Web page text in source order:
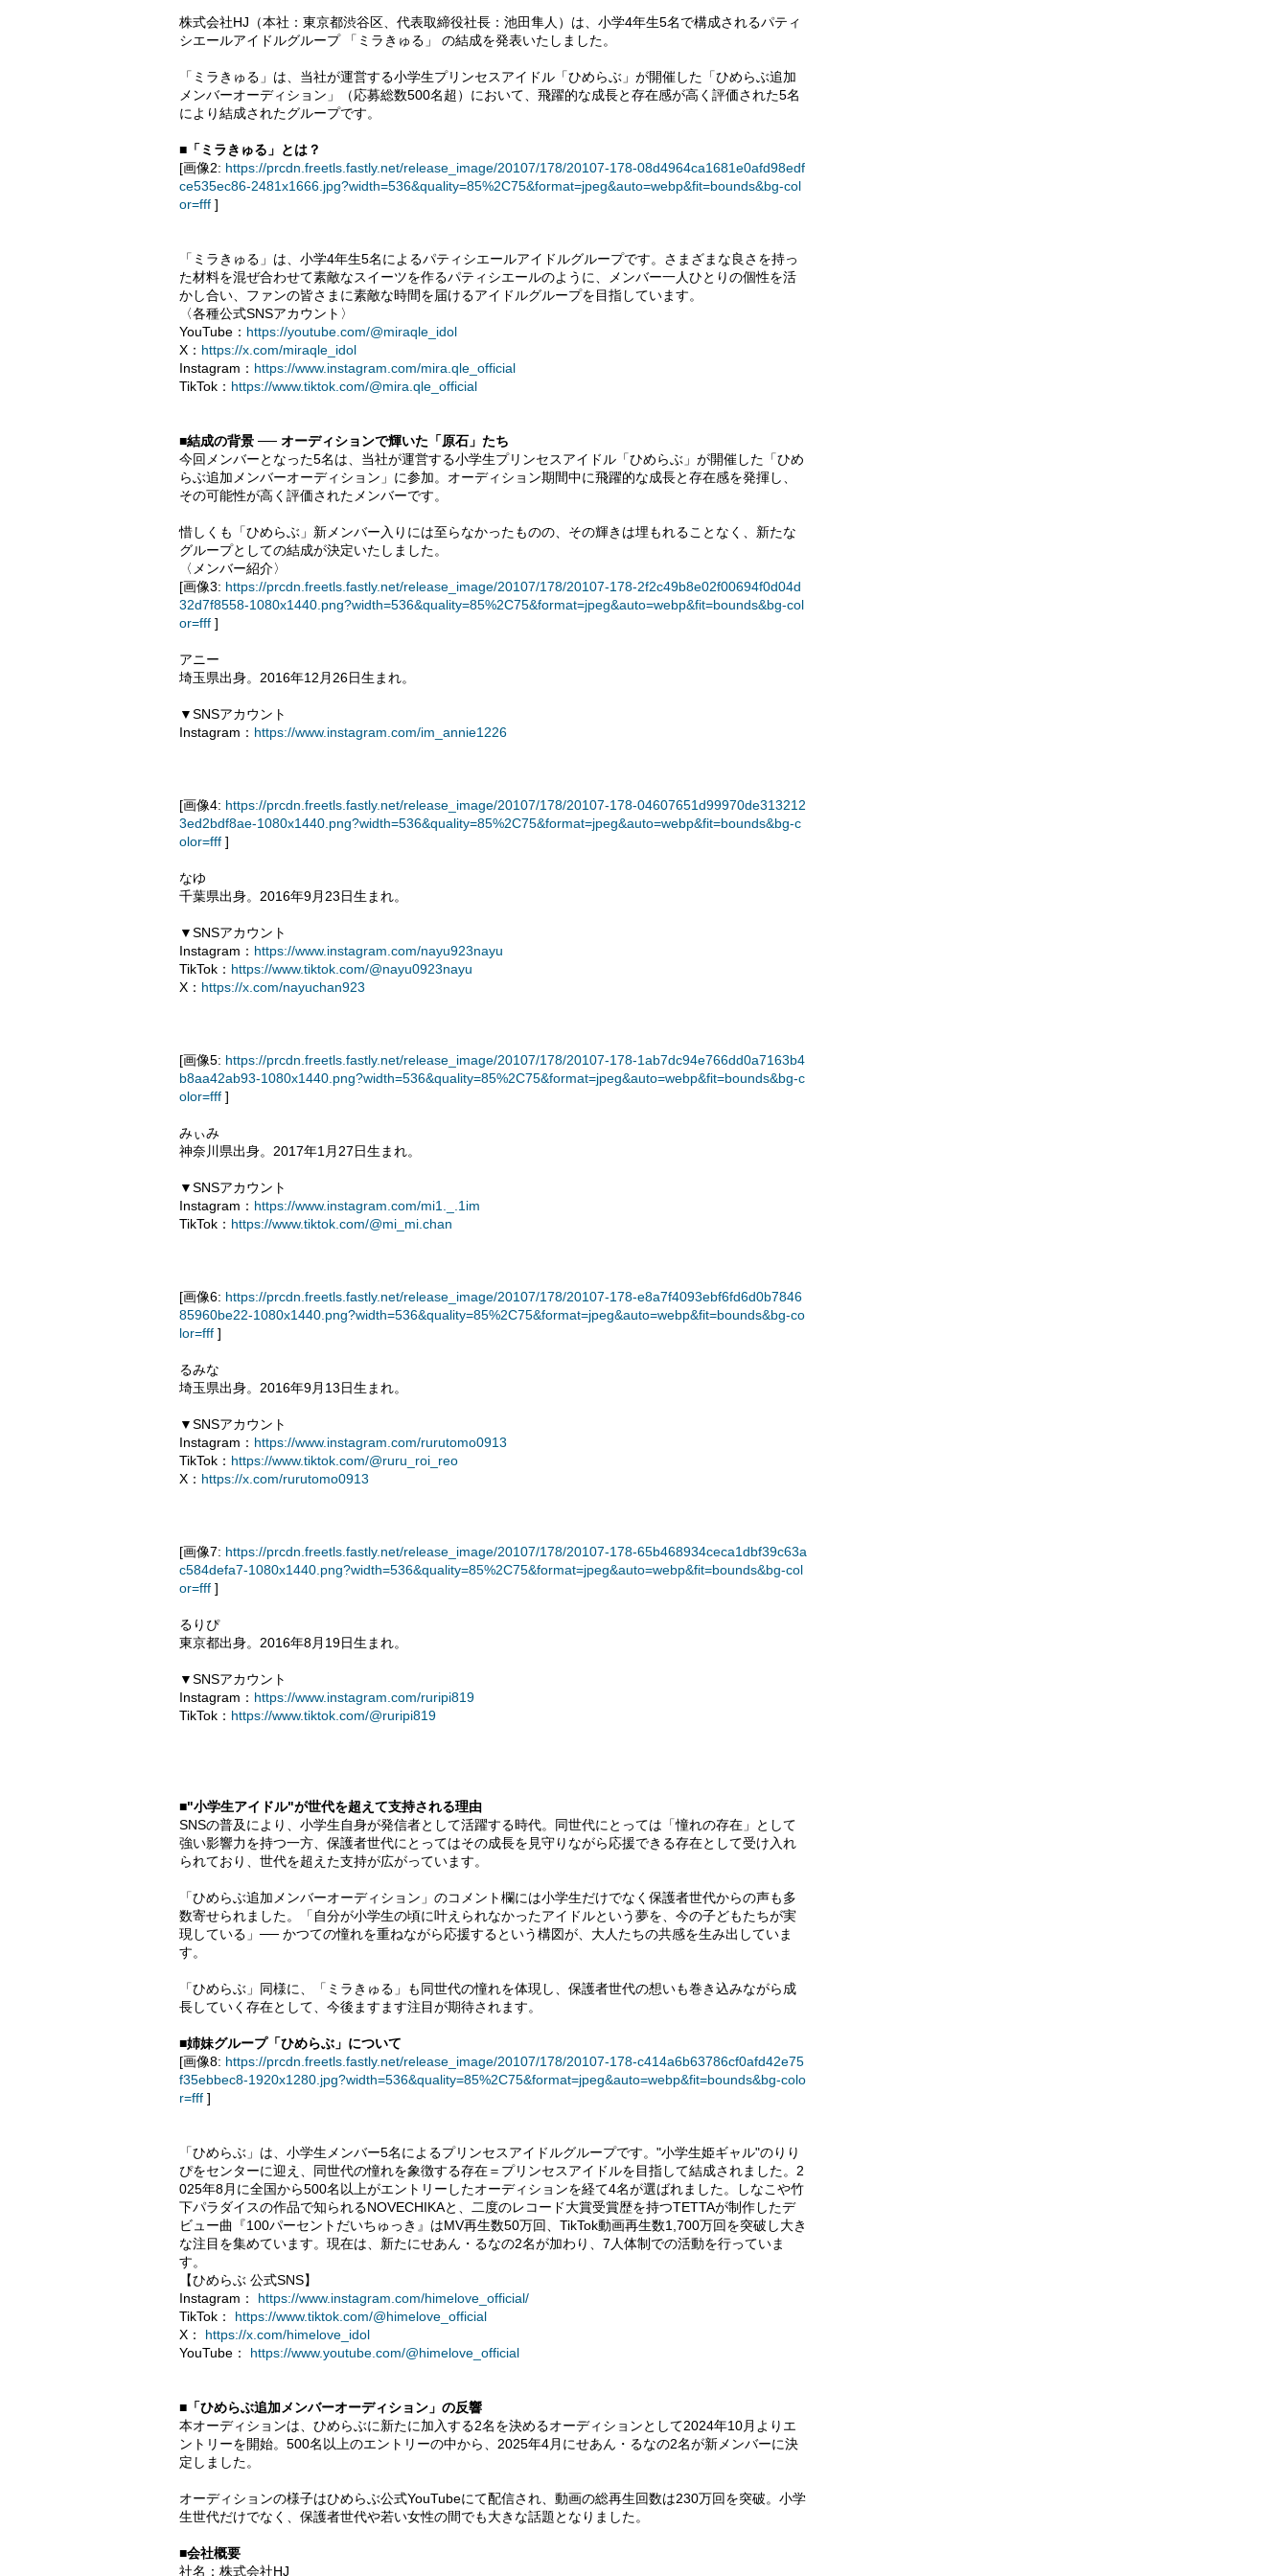
株式会社HJ（本社：東京都渋谷区、代表取締役社長：池田隼人）は、小学4年生5名で構成されるパティ
シエールアイドルグループ 「ミラきゅる」 の結成を発表いたしました。
「ミラきゅる」は、当社が運営する小学生プリンセスアイドル「ひめらぶ」が開催した「ひめらぶ追加
メンバーオーディション」（応募総数500名超）において、飛躍的な成長と存在感が高く評価された5名
により結成されたグループです。
■「ミラきゅる」とは？
[画像2: https://prcdn.freetls.fastly.net/release_image/20107/178/20107-178-08d4964ca1681e0afd98edf
ce535ec86-2481x1666.jpg?width=536&quality=85%2C75&format=jpeg&auto=webp&fit=bounds&bg-col
or=fff ]
「ミラきゅる」は、小学4年生5名によるパティシエールアイドルグループです。さまざまな良さを持っ
た材料を混ぜ合わせて素敵なスイーツを作るパティシエールのように、メンバー一人ひとりの個性を活
かし合い、ファンの皆さまに素敵な時間を届けるアイドルグループを目指しています。
〈各種公式SNSアカウント〉
YouTube： https://youtube.com/@miraqle_idol
X： https://x.com/miraqle_idol
Instagram： https://www.instagram.com/mira.qle_official
TikTok： https://www.tiktok.com/@mira.qle_official
■結成の背景 ── オーディションで輝いた「原石」たち
今回メンバーとなった5名は、当社が運営する小学生プリンセスアイドル「ひめらぶ」が開催した「ひめ
らぶ追加メンバーオーディション」に参加。オーディション期間中に飛躍的な成長と存在感を発揮し、
その可能性が高く評価されたメンバーです。
惜しくも「ひめらぶ」新メンバー入りには至らなかったものの、その輝きは埋もれることなく、新たな
グループとしての結成が決定いたしました。
〈メンバー紹介〉
[画像3: https://prcdn.freetls.fastly.net/release_image/20107/178/20107-178-2f2c49b8e02f00694f0d04d
32d7f8558-1080x1440.png?width=536&quality=85%2C75&format=jpeg&auto=webp&fit=bounds&bg-col
or=fff ]
アニー
埼玉県出身。2016年12月26日生まれ。
▼SNSアカウント
Instagram： https://www.instagram.com/im_annie1226
[画像4: https://prcdn.freetls.fastly.net/release_image/20107/178/20107-178-04607651d99970de313212
3ed2bdf8ae-1080x1440.png?width=536&quality=85%2C75&format=jpeg&auto=webp&fit=bounds&bg-c
olor=fff ]
なゆ
千葉県出身。2016年9月23日生まれ。
▼SNSアカウント
Instagram： https://www.instagram.com/nayu923nayu
TikTok： https://www.tiktok.com/@nayu0923nayu
X： https://x.com/nayuchan923
[画像5: https://prcdn.freetls.fastly.net/release_image/20107/178/20107-178-1ab7dc94e766dd0a7163b4
b8aa42ab93-1080x1440.png?width=536&quality=85%2C75&format=jpeg&auto=webp&fit=bounds&bg-c
olor=fff ]
みぃみ
神奈川県出身。2017年1月27日生まれ。
▼SNSアカウント
Instagram： https://www.instagram.com/mi1._.1im
TikTok： https://www.tiktok.com/@mi_mi.chan
[画像6: https://prcdn.freetls.fastly.net/release_image/20107/178/20107-178-e8a7f4093ebf6fd6d0b7846
85960be22-1080x1440.png?width=536&quality=85%2C75&format=jpeg&auto=webp&fit=bounds&bg-co
lor=fff ]
るみな
埼玉県出身。2016年9月13日生まれ。
▼SNSアカウント
Instagram： https://www.instagram.com/rurutomo0913
TikTok： https://www.tiktok.com/@ruru_roi_reo
X： https://x.com/rurutomo0913
[画像7: https://prcdn.freetls.fastly.net/release_image/20107/178/20107-178-65b468934ceca1dbf39c63a
c584defa7-1080x1440.png?width=536&quality=85%2C75&format=jpeg&auto=webp&fit=bounds&bg-col
or=fff ]
るりぴ
東京都出身。2016年8月19日生まれ。
▼SNSアカウント
Instagram： https://www.instagram.com/ruripi819
TikTok： https://www.tiktok.com/@ruripi819
■"小学生アイドル"が世代を超えて支持される理由
SNSの普及により、小学生自身が発信者として活躍する時代。同世代にとっては「憧れの存在」として
強い影響力を持つ一方、保護者世代にとってはその成長を見守りながら応援できる存在として受け入れ
られており、世代を超えた支持が広がっています。
「ひめらぶ追加メンバーオーディション」のコメント欄には小学生だけでなく保護者世代からの声も多
数寄せられました。「自分が小学生の頃に叶えられなかったアイドルという夢を、今の子どもたちが実
現している」── かつての憧れを重ねながら応援するという構図が、大人たちの共感を生み出していま
す。
「ひめらぶ」同様に、「ミラきゅる」も同世代の憧れを体現し、保護者世代の想いも巻き込みながら成
長していく存在として、今後ますます注目が期待されます。
■姉妹グループ「ひめらぶ」について
[画像8: https://prcdn.freetls.fastly.net/release_image/20107/178/20107-178-c414a6b63786cf0afd42e75
f35ebbec8-1920x1280.jpg?width=536&quality=85%2C75&format=jpeg&auto=webp&fit=bounds&bg-colo
r=fff ]
「ひめらぶ」は、小学生メンバー5名によるプリンセスアイドルグループです。"小学生姫ギャル"のりり
ぴをセンターに迎え、同世代の憧れを象徴する存在＝プリンセスアイドルを目指して結成されました。2
025年8月に全国から500名以上がエントリーしたオーディションを経て4名が選ばれました。しなこや竹
下パラダイスの作品で知られるNOVECHIKAと、二度のレコード大賞受賞歴を持つTETTAが制作したデ
ビュー曲『100パーセントだいちゅっき』はMV再生数50万回、TikTok動画再生数1,700万回を突破し大き
な注目を集めています。現在は、新たにせあん・るなの2名が加わり、7人体制での活動を行っていま
す。
【ひめらぶ 公式SNS】
Instagram： https://www.instagram.com/himelove_official/
TikTok： https://www.tiktok.com/@himelove_official
X： https://x.com/himelove_idol
YouTube： https://www.youtube.com/@himelove_official
■「ひめらぶ追加メンバーオーディション」の反響
本オーディションは、ひめらぶに新たに加入する2名を決めるオーディションとして2024年10月よりエ
ントリーを開始。500名以上のエントリーの中から、2025年4月にせあん・るなの2名が新メンバーに決
定しました。
オーディションの様子はひめらぶ公式YouTubeにて配信され、動画の総再生回数は230万回を突破。小学
生世代だけでなく、保護者世代や若い女性の間でも大きな話題となりました。
■会社概要
社名：株式会社HJ